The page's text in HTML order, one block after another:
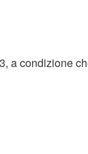
a condizione